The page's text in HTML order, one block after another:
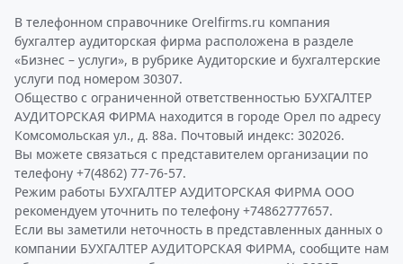
В телефонном справочнике Orelfirms.ru компания
бухгалтер аудиторская фирма расположена в разделе
«Бизнес – услуги», в рубрике Аудиторские и бухгалтерские
услуги под номером 30307.
Общество с ограниченной ответственностью БУХГАЛТЕР
АУДИТОРСКАЯ ФИРМА находится в городе Орел по адресу
Комсомольская ул., д. 88а. Почтовый индекс: 302026.
Вы можете связаться с представителем организации по
телефону +7(4862) 77-76-57.
Режим работы БУХГАЛТЕР АУДИТОРСКАЯ ФИРМА ООО
рекомендуем уточнить по телефону +74862777657.
Если вы заметили неточность в представленных данных о
компании БУХГАЛТЕР АУДИТОРСКАЯ ФИРМА, сообщите нам